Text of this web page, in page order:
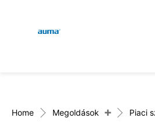
Európa
Home Megoldások + Piaci